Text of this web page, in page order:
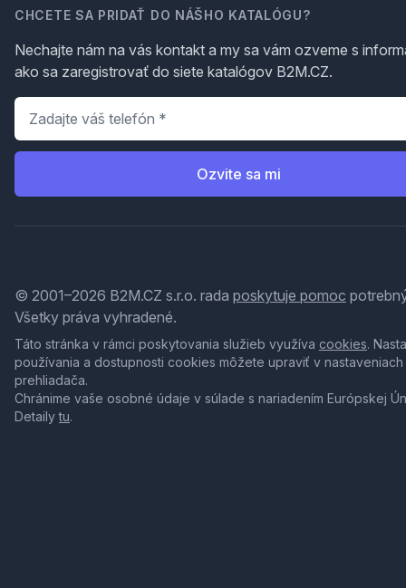
CHCETE SA PRIDAŤ DO NÁŠHO KATALÓGU?
Nechajte nám na vás kontakt a my sa vám ozveme s
ako sa zaregistrovať do siete katalógov B2M.CZ.
Telefón
Ozvite sa mi
© 2001–2026 B2M.CZ s.r.o. rada poskytuje pomoc
Všetky práva vyhradené.
Táto stránka v rámci poskytovania služieb využíva cookies.
používania a dostupnosti cookies môžete upraviť v nastaveniach
prehliadača.
Chránime vaše osobné údaje v súlade s nariadením Európskej
Detailytu.